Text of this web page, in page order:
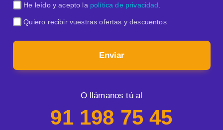
He leído y acepto la política de privacidad.
Quiero recibir vuestras ofertas y descuentos
Enviar
O llámanos tú al
91 198 75 45